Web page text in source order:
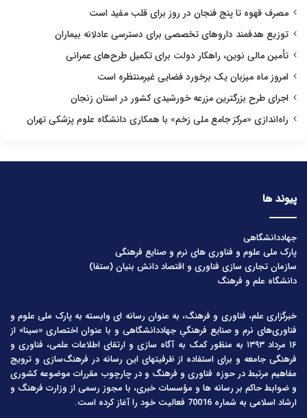
مصرف قهوه تا پنج فنجان در روز برای قلب مفید است
توزیع هدفمند داروهای تخصصی برای دسترسی عادلانه بیماران
تأمین مالی نوین، راهکار دولت برای تکمیل طرح‌های عمرانی
امروز ماه میزبان یک برخورد فضایی غیرمنتظره است
اجرای طرح بزرگترین مزرعه خورشیدی کشور در استان زنجان
راه‌اندازی «مرکز جامع ملی زخم» با همکاری دانشگاه علوم پزشکی تهران
پیوند ها
جهاددانشگاهی
پارک ملی علوم و فناوری های نرم و صنایع فرهنگی
سازمان تجاری سازی فناوری و اقتصاد دانش بنیان (ستفا)
دانشگاه علم و فرهنگ
خبرگزاری علم، فناوری و فرهنگ، به عنوان رسانه ای وابسته به پارک ملی علوم و
فناوری‌های نرم و صنایع فرهنگیِ جهاددانشگاهی و با عنوان اختصاری «سینا» از
۱۶ مرداد ۱۳۹۳ به منظور کمک به آگاه سازی و ارتقای اطلاعات علمی، فناوری و
فرهنگی جامعه و برای استفاده از ظرفیتهای این رسانه در فرهنگ‌سازی و ترویج
مفاهیم مرتبط در حوزه فناوری و فرهنگ و در چارچوب مقررات موضوعه کشوری
و ضوابط حاکم بر رسانه ها و مؤسسات خبری، با مجوز رسمی از وزارت فرهنگ و
ارشاد اسلامی به شماره 70016 فعالیت خود را آغاز کرده است.